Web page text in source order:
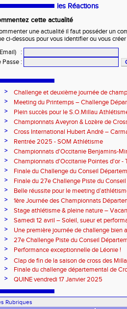
les Réactions
cette actualité
une actualité il faut posséder un
ci-dessous pour vous identifier ou vous
:
Passe :
>
Challenge et deuxième journée de
l’Aveyron
>
Meeting du Printemps – Challenge
Samedi 28 mars 2026
>
Plein succès pour le S.O.Millau
départementaux de cross-country
>
Championnats Aveyron & Lozère de
>
Cross International Hubert André –
>
Rentrée 2025 - SOM Athlétisme
>
Championnats d'Occitanie Benjamins-
2025 – Albi
>
Championnats d'Occitanie Pointes d'or -
juin 2025
>
Finale du Challenge du Conseil
>
Finale du 27e Challenge Piste du
l'Aveyron
>
Belle réussite pour le meeting
>
1ère Journée des Championnats
>
Stage athlétisme & pleine nature –
>
Samedi 12 avril – Soleil, sueur et
Rouergue pour la 2eme journée du
>
Une première journée de challenge bien
>
27e Challenge Piste du Conseil
>
Performance exceptionnelle de Léonie !
>
Clap de fin de la saison de cross des
>
Finale du challenge départemental de
> QUINE vendredi 17 Janvier 2025